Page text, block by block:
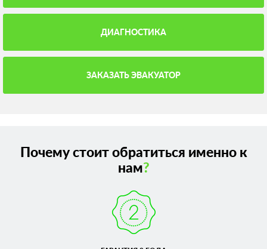
ДИАГНОСТИКА
ЗАКАЗАТЬ ЭВАКУАТОР
Почему стоит обратиться именно к
нам?